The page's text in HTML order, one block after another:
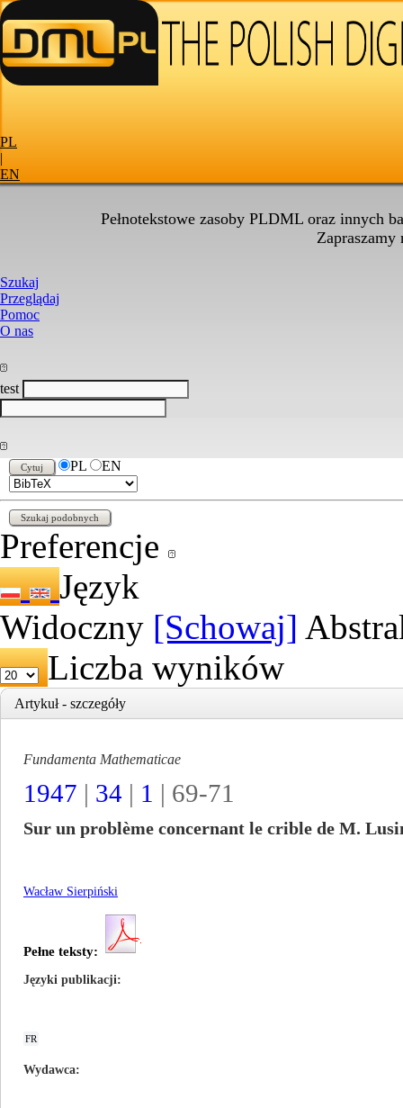
PL
|
EN
Pełnotekstowe zasoby PLDML oraz innych
Zapraszamy
Szukaj
Przeglądaj
Pomoc
O nas
test
PL EN
Preferencje
Język
Widoczny [Schowaj]
Liczba wyników
Artykuł - szczegóły
Fundamenta Mathematicae
1947 | 34 | 1 | 69-71
Sur un problème concernant le crible de M.
Wacław Sierpiński
Pełne teksty:
Języki publikacji
FR
Wydawca